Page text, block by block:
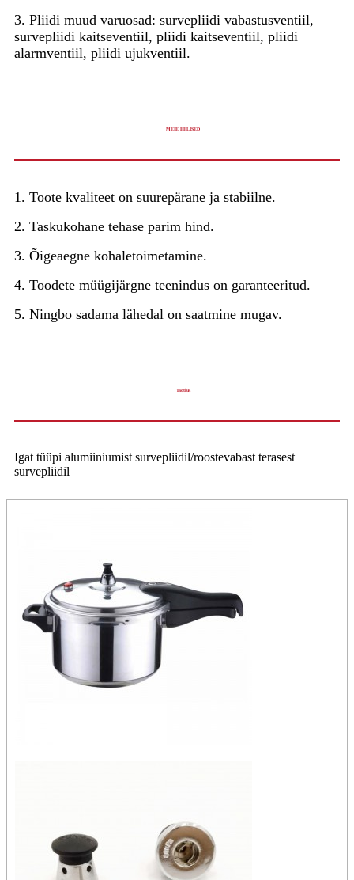
3. Pliidi muud varuosad: survepliidi vabastusventiil,
survepliidi kaitseventiil, pliidi kaitseventiil, pliidi
alarmventiil, pliidi ujukventiil.
MEIE EELISED
1. Toote kvaliteet on suurepärane ja stabiilne.
2. Taskukohane tehase parim hind.
3. Õigeaegne kohaletoimetamine.
4. Toodete müügijärgne teenindus on garanteeritud.
5. Ningbo sadama lähedal on saatmine mugav.
Taotlus
Igat tüüpi alumiiniumist survepliidil/roostevabast terasest
survepliidil